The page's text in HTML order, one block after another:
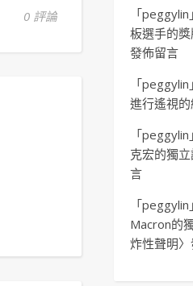
0 評論
「peggylin
板選手的
發佈留言
「peggylin
進行遙視
「peggylin
克宏的獨
言
「peggylin
Macron的
炸性聲明